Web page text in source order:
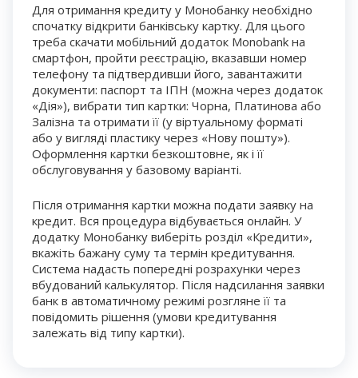
Для отримання кредиту у Монобанку необхідно
спочатку відкрити банківську картку. Для цього
треба скачати мобільний додаток Monobank на
смартфон, пройти реєстрацію, вказавши номер
телефону та підтвердивши його, завантажити
документи: паспорт та ІПН (можна через додаток
«Дія»), вибрати тип картки: Чорна, Платинова або
Залізна та отримати її (у віртуальному форматі
або у вигляді пластику через «Нову пошту»).
Оформлення картки безкоштовне, як і її
обслуговування у базовому варіанті.
Після отримання картки можна подати заявку на
кредит. Вся процедура відбувається онлайн. У
додатку Монобанку виберіть розділ «Кредити»,
вкажіть бажану суму та термін кредитування.
Система надасть попередні розрахунки через
вбудований калькулятор. Після надсилання заявки
банк в автоматичному режимі розгляне її та
повідомить рішення (умови кредитування
залежать від типу картки).